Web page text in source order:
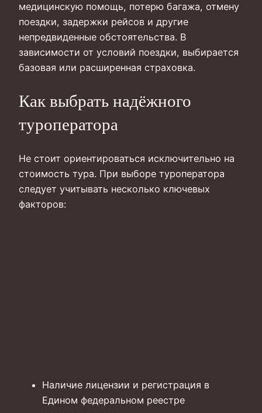
медицинскую помощь, потерю багажа, отмену
поездки, задержки рейсов и другие
непредвиденные обстоятельства. В
зависимости от условий поездки, выбирается
базовая или расширенная страховка.
Как выбрать надёжного
туроператора
Не стоит ориентироваться исключительно на
стоимость тура. При выборе туроператора
следует учитывать несколько ключевых
факторов:
Наличие лицензии и регистрация в
Едином федеральном реестре